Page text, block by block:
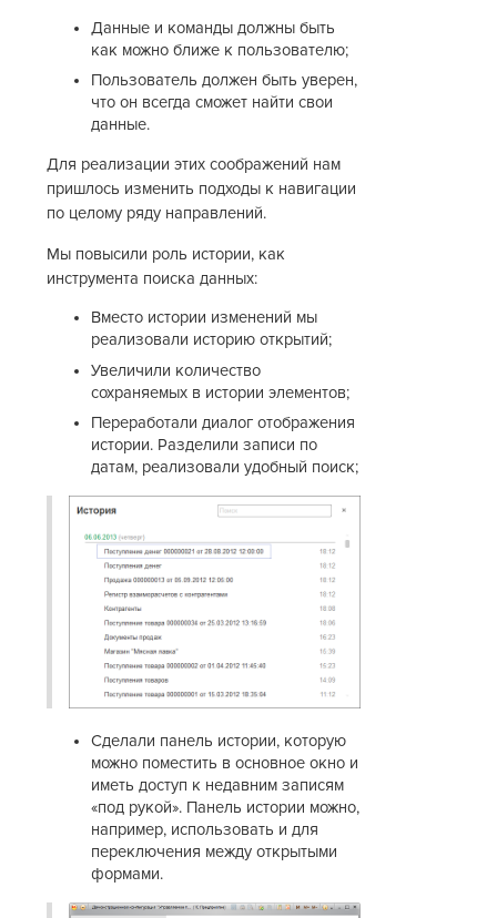
Данные и команды должны быть
как можно ближе к пользователю;
Пользователь должен быть уверен,
что он всегда сможет найти свои
данные.
Для реализации этих соображений нам
пришлось изменить подходы к навигации
по целому ряду направлений.
Мы повысили роль истории, как
инструмента поиска данных:
Вместо истории изменений мы
реализовали историю открытий;
Увеличили количество
сохраняемых в истории элементов;
Переработали диалог отображения
истории. Разделили записи по
датам, реализовали удобный поиск;
Сделали панель истории, которую
можно поместить в основное окно и
иметь доступ к недавним записям
«под рукой». Панель истории можно,
например, использовать и для
переключения между открытыми
формами.